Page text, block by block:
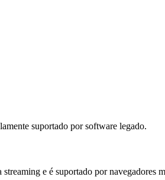
suportado por software legado.
e é suportado por navegadores